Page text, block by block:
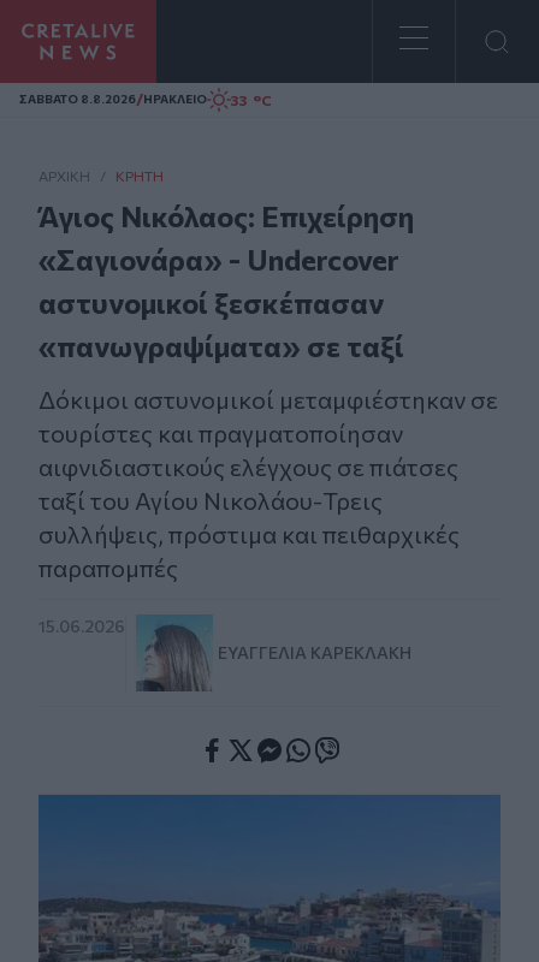
Homepage
ΣAΒΒΑΤΟ 8.8.2026/ΗΡΑΚΛΕΙΟ 33 °C
ΑΡΧΙΚΗ / ΚΡΉΤΗ
Άγιος Νικόλαος: Επιχείρηση
«Σαγιονάρα» - Undercover
αστυνομικοί ξεσκέπασαν
«πανωγραψίματα» σε ταξί
Δόκιμοι αστυνομικοί μεταμφιέστηκαν σε
τουρίστες και πραγματοποίησαν
αιφνιδιαστικούς ελέγχους σε πιάτσες
ταξί του Αγίου Νικολάου-Τρεις
συλλήψεις, πρόστιμα και πειθαρχικές
παραπομπές
15.06.2026
ΕΥΑΓΓΕΛΊΑ ΚΑΡΕΚΛΆΚΗ